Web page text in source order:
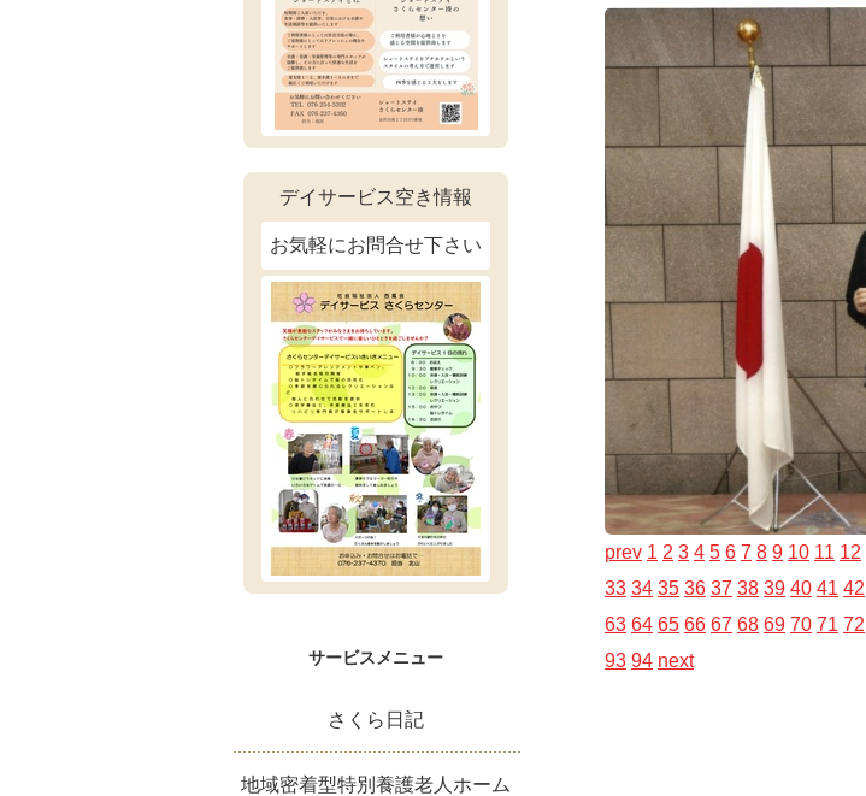
prev 1 2 3 4 5 6 7 8 9 10 11 12
33 34 35 36 37 38 39 40 41 42
63 64 65 66 67 68 69 70 71 72
93 94 next
デイサービス空き情報
お気軽にお問合せ下さい
サービスメニュー
さくら日記
地域密着型特別養護老人ホーム